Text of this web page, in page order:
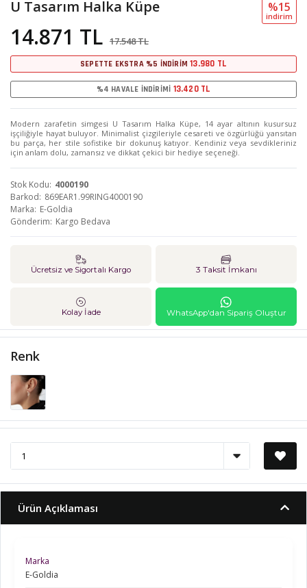
U Tasarım Halka Küpe
14.871 TL 17.548 TL
%15
i̇ndi̇ri̇m
SEPETTE EKSTRA %5 İNDİRİM13.980 TL
%4 HAVALE İNDİRİMİ 13.420 TL
Modern zarafetin simgesi U Tasarım Halka Küpe, 14 ayar altının kusursuz
işçiliğiyle hayat buluyor. Minimalist çizgileriyle cesareti ve özgürlüğü yansıtan
bu parça, her stile sofistike bir dokunuş katıyor. Kendiniz veya sevdikleriniz
için anlam dolu, zamansız ve dikkat çekici bir hediye seçeneği.
Stok Kodu 4000190
Barkod 869EAR1.99RING4000190
Marka E-Goldia
Gönderim Kargo Bedava
Ücretsiz ve Sigortalı Kargo 3 Taksit İmkanı
Kolay İade WhatsApp'dan Sipariş Oluştur
Renk
Ürün Açıklaması
Marka
E-Goldia